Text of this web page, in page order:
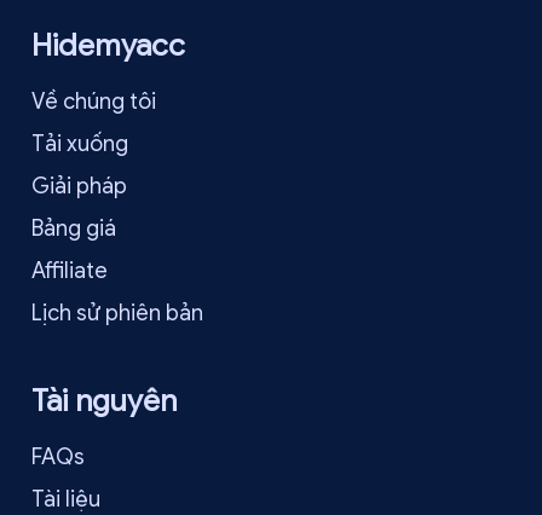
Hidemyacc
Về chúng tôi
Tải xuống
Giải pháp
Bảng giá
Affiliate
Lịch sử phiên bản
Tài nguyên
FAQs
Tài liệu